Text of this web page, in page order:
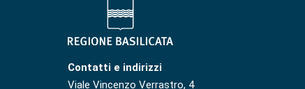
Contatti e indirizzi
Viale Vincenzo Verrastro, 4